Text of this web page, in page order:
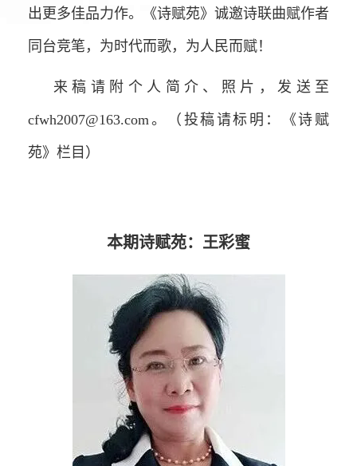
出更多佳品力作。《诗赋苑》诚邀诗联曲赋作者
同台竞笔，为时代而歌，为人民而赋！
来稿请附个人简介、照片，发送至
cfwh2007@163.com。（投稿请标明：《诗赋
苑》栏目）
本期诗赋苑：王彩蜜